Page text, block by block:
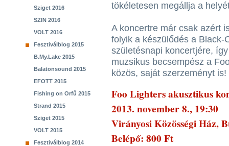
Sziget 2016
SZIN 2016
VOLT 2016
Fesztiválblog 2015
B.My.Lake 2015
Balatonsound 2015
EFOTT 2015
Fishing on Orfű 2015
Strand 2015
Sziget 2015
VOLT 2015
Fesztiválblog 2014
tökéletesen megállja a
A koncertre már csak azért
folyik a készülődés a Black-
születésnapi koncertjére,
muzsikus becsempész a
közös, saját szerzeményt is!
Foo Lighters akusztikus
2013. november 8., 19:30
Virányosi Közösségi Ház,
Belépő: 800 Ft